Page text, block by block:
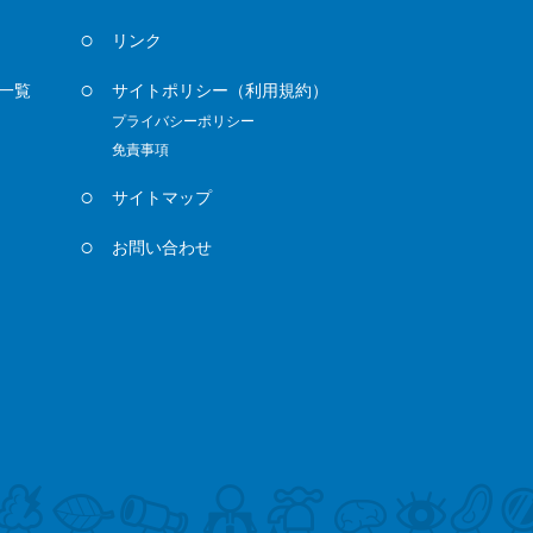
覧
リンク
サイトポリシー （利用規約）
プライバシーポリシー
免責事項
サイトマップ
お問い合わせ